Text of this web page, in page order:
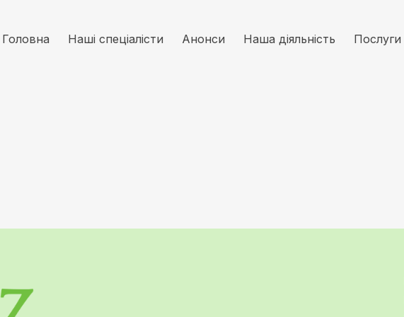
Головна Наші спеціалісти Анонси Наша діяльність Послуги